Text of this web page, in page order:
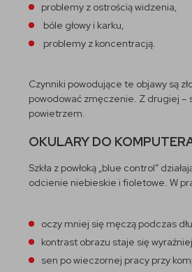
problemy z ostrością widzenia,
bóle głowy i karku,
problemy z koncentracją.
Czynniki powodujące te objawy są
powodować zmęczenie. Z drugiej –
powietrzem.
OKULARY DO
Szkła z powłoką „blue control”
odcienie niebieskie i fioletowe. W
oczy mniej się męczą podczas
kontrast obrazu staje się
sen po wieczornej pracy przy